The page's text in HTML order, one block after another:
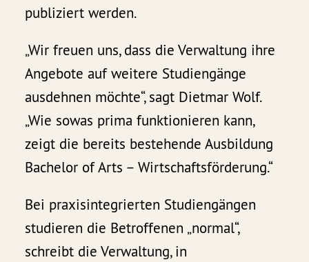
publiziert werden.
„Wir freuen uns, dass die Verwaltung ihre
Angebote auf weitere Studiengänge
ausdehnen möchte“, sagt Dietmar Wolf.
„Wie sowas prima funktionieren kann,
zeigt die bereits bestehende Ausbildung
Bachelor of Arts – Wirtschaftsförderung.“
Bei praxisintegrierten Studiengängen
studieren die Betroffenen „normal“,
schreibt die Verwaltung, in